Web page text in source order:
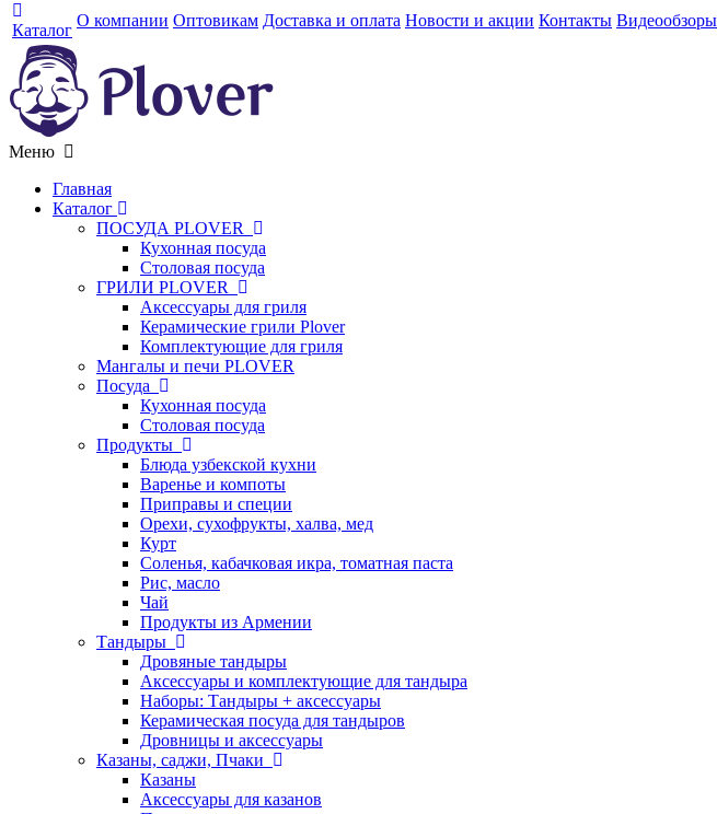
Каталог
О компании Оптовикам Доставка и оплата Новости и акции Контакты Видеообзоры
Меню
Главная
Каталог
ПОСУДА PLOVER
Кухонная посуда
Столовая посуда
ГРИЛИ PLOVER
Аксессуары для гриля
Керамические грили Plover
Комплектующие для гриля
Мангалы и печи PLOVER
Посуда
Кухонная посуда
Столовая посуда
Продукты
Блюда узбекской кухни
Варенье и компоты
Приправы и специи
Орехи, сухофрукты, халва, мед
Курт
Соленья, кабачковая икра, томатная паста
Рис, масло
Чай
Продукты из Армении
Тандыры
Дровяные тандыры
Аксессуары и комплектующие для тандыра
Наборы: Тандыры + аксессуары
Керамическая посуда для тандыров
Дровницы и аксессуары
Казаны, саджи, Пчаки
Казаны
Аксессуары для казанов